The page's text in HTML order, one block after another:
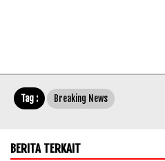
Tag : Breaking News
BERITA TERKAIT